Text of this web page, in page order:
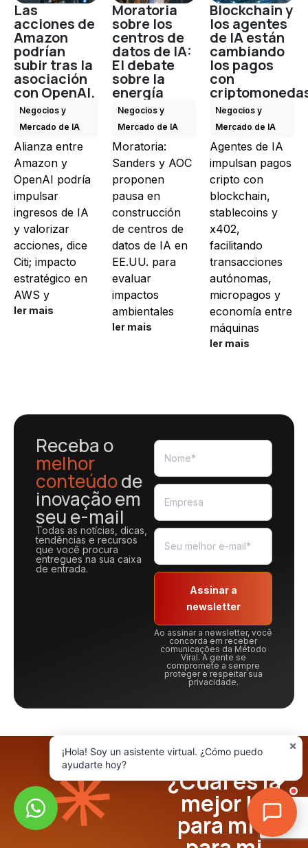
Las
acciones de
Amazon
podrían
subir tras la
asociación
con OpenAI.
Negocios y
Mercado de IA
Alianza entre
Amazon y
OpenAI podría
impulsar
ingresos de IA
y valorizar
acciones, dice
Citi; impacto
estratégico en
AWS y
ler mais
Moratoria
sobre los
centros de
datos de IA:
El debate
sobre la
energía
Negocios y
Mercado de IA
Moratoria:
Sanders y AOC
proponen
pausa en
construcción
de centros de
datos de IA en
EE.UU. para
evaluar
impactos
ambientales
ler mais
Blockchain y
los agentes
de IA están
cambiando
los pagos
con
Negocios y
Mercado de IA
Agentes de IA
impulsan pagos
cripto con
blockchain,
stablecoins y
x402,
facilitando
transacciones
autónomas,
micropagos y
economía entre
máquinas
ler mais
Receba o
melhor
conteúdode
inovação em
seu e-mail
Todas as notícias, dicas,
tendências e recursos
que você procura
entregues na sua caixa
de entrada.
Assinar a
newsletter
Ao assinar a newsletter, você
concorda em receber
comunicações da Método
Viral. A gente se
compromete a sempre
proteger e respeitar sua
privacidade.
¿Cuál es la
mejor IA
para mí o
×
¡Hola! Soy un asistente virtual. ¿Cómo puedo
ayudarte hoy?